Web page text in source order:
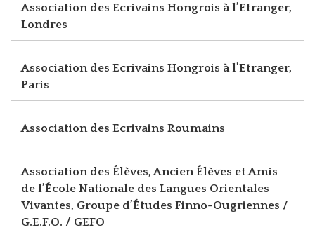
Association des Ecrivains Hongrois à l’Etranger,
Londres
Association des Ecrivains Hongrois à l’Etranger,
Paris
Association des Ecrivains Roumains
Association des Élèves, Ancien Élèves et Amis
de l’École Nationale des Langues Orientales
Vivantes, Groupe d’Études Finno-Ougriennes /
G.E.F.O. / GEFO